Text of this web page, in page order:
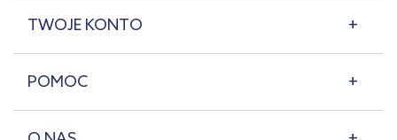
TWOJE KONTO
POMOC